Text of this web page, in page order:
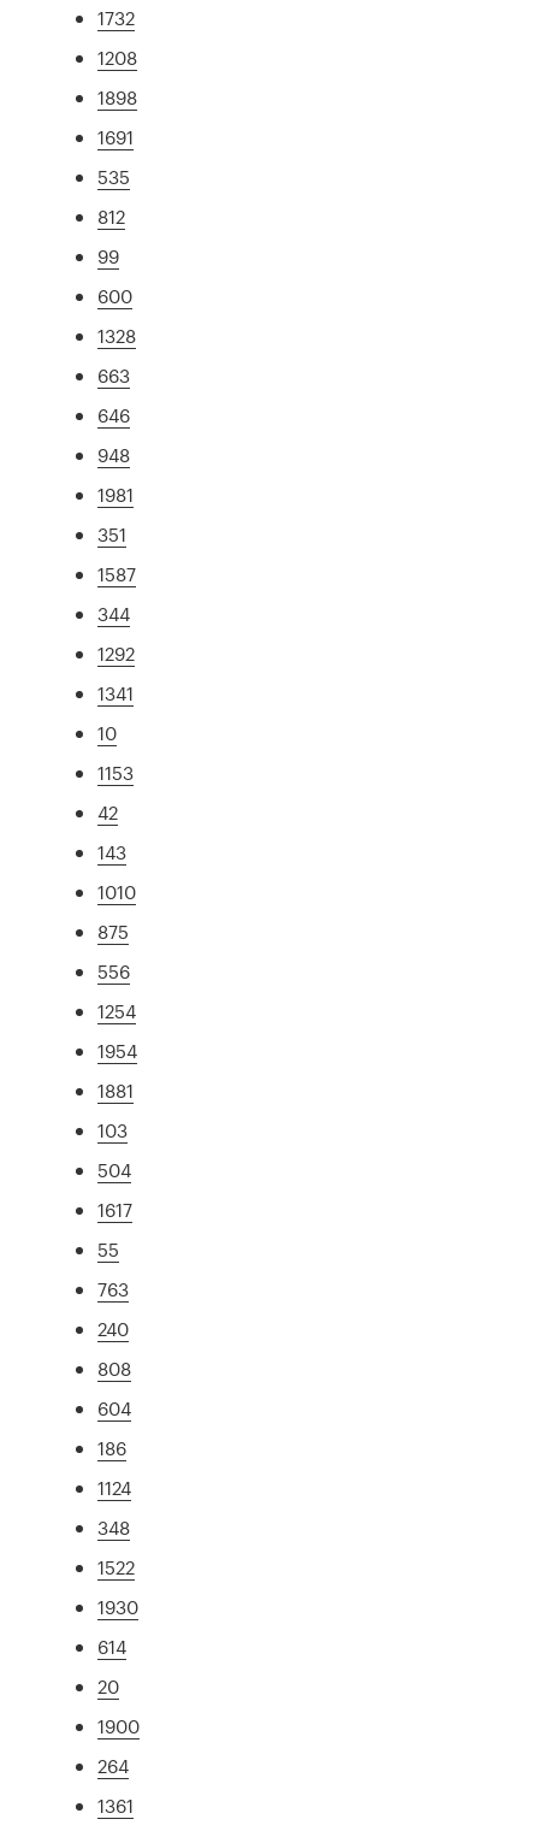
1732
1208
1898
1691
535
812
99
600
1328
663
646
948
1981
351
1587
344
1292
1341
10
1153
42
143
1010
875
556
1254
1954
1881
103
504
1617
55
763
240
808
604
186
1124
348
1522
1930
614
20
1900
264
1361